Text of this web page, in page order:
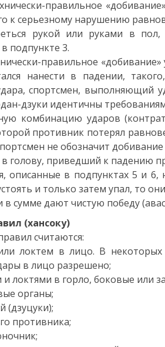
правильное
к серьезному нарушению
рукой или руками в пол,
подпункте 3.
правильное
нанести в падении,
спортсмен, выполняющий
дзуки идентичны
комбинацию ударов
противник потерял
не обозначит добивание
в голову, приведший к падению
описанные в подпунктах 5 и
и только затем упал, то
в сумме дают чистую победу
(хансоку)
считаются:
локтем в лицо. В
в лицо разрешено;
и локтями в горло, боковые или
органы;
(дзуцуки);
противника;